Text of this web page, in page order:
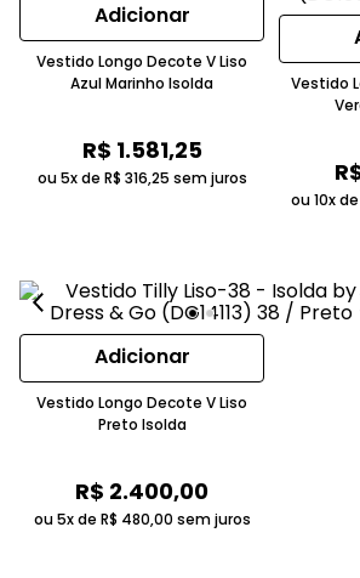
Adicionar
Vestido Longo Decote V Liso
Azul Marinho Isolda
R$ 1.581,25
ou 5x de R$ 316,25 sem juros
Vestido
ou 10x de
Adicionar
Vestido Longo Decote V Liso
Preto Isolda
R$ 2.400,00
ou 5x de R$ 480,00 sem juros